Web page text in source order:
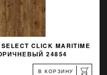
CLICK MARITIME
24854
В КОРЗИНУ